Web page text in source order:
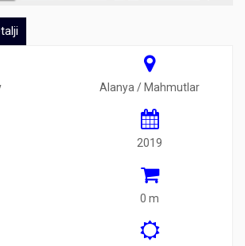
Alanya / Mahmutlar
2019
0 m